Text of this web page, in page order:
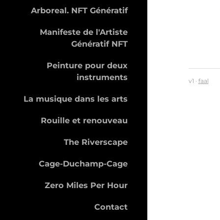
Arboreal. NFT Génératif
Manifeste de l'Artiste
Génératif NFT
Peinture pour deux
instruments
La musique dans les arts
Rouille et renouveau
The Riverscape
Cage-Duchamp-Cage
Zero Miles Per Hour
Contact
v1 · faal